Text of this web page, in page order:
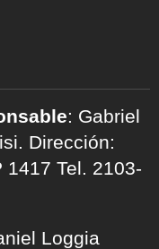
: Gabriel
Dirección:
1417 Tel. 2103-
Loggia